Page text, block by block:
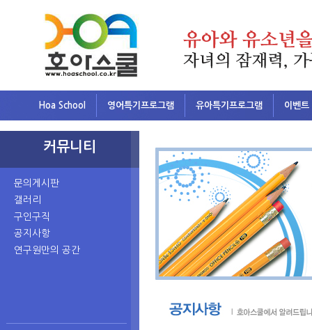
Hoa School 영어특기프로그램 유아특기프로그램 이벤트
커뮤니티
문의게시판
갤러리
구인구직
공지사항
연구원만의 공간